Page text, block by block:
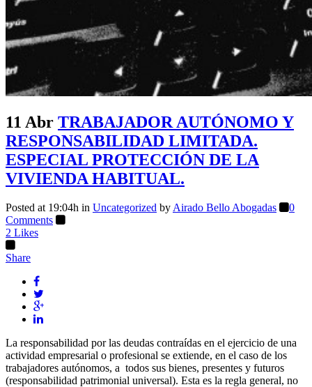
11 Abr TRABAJADOR AUTÓNOMO Y
RESPONSABILIDAD LIMITADA.
ESPECIAL PROTECCIÓN DE LA
VIVIENDA HABITUAL.
Posted at 19:04h in Uncategorized byAirado Bello Abogadas
0
Comments
2 Likes
Share
La responsabilidad por las deudas contraídas en el ejercicio de una
actividad empresarial o profesional se extiende, en el caso de los
trabajadores autónomos, a todos sus bienes, presentes y futuros
(responsabilidad patrimonial universal). Esta es la regla general, no